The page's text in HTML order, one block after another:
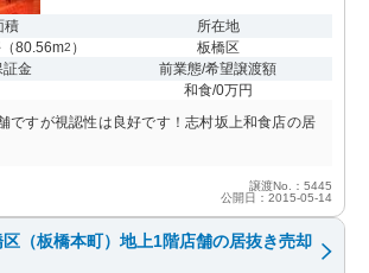
積
（80.56m2 ）
所在地
板橋区
証金
前業態/希望譲渡額
和食/0万円
ですが視認性は良好です！志村坂上和食店の居
譲渡No.：5445
公開日：2015-05-14
区（板橋本町）地上1階店舗の居抜き売却